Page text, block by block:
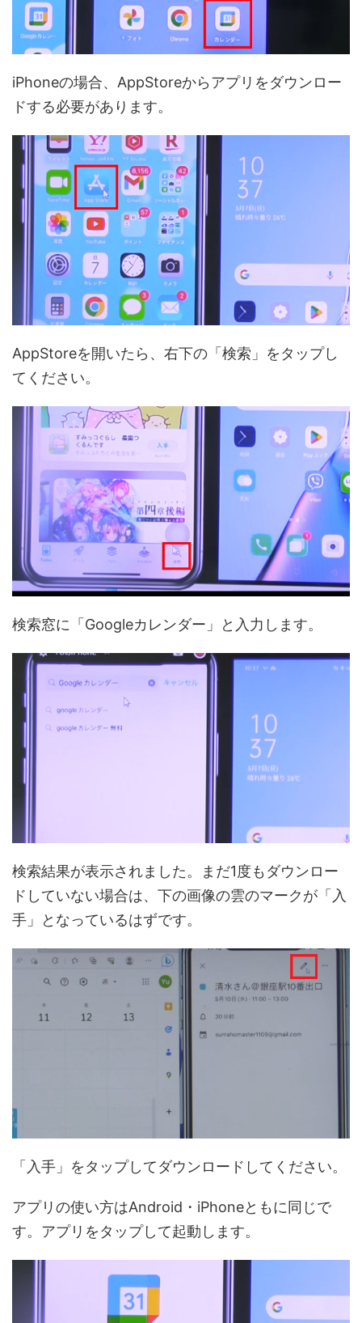
iPhoneの場合、AppStoreからアプリをダウンロー
ドする必要があります。
AppStoreを開いたら、右下の「検索」をタップし
てください。
検索窓に「Googleカレンダー」と入力します。
検索結果が表示されました。まだ1度もダウンロー
ドしていない場合は、下の画像の雲のマークが「入
手」となっているはずです。
「入手」をタップしてダウンロードしてください。
アプリの使い方はAndroid・iPhoneともに同じで
す。アプリをタップして起動します。